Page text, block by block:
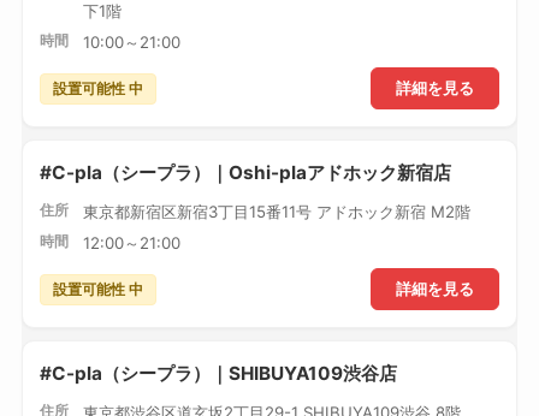
下1階
時間 10:00～21:00
詳細を見る
設置可能性 中
#C-pla（シープラ）｜Oshi-plaアドホック新宿店
住所 東京都新宿区新宿3丁目15番11号 アドホック新宿 M2階
時間 12:00～21:00
詳細を見る
設置可能性 中
#C-pla（シープラ）｜SHIBUYA109渋谷店
住所